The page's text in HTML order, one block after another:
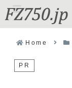
Home
PR
メニュー